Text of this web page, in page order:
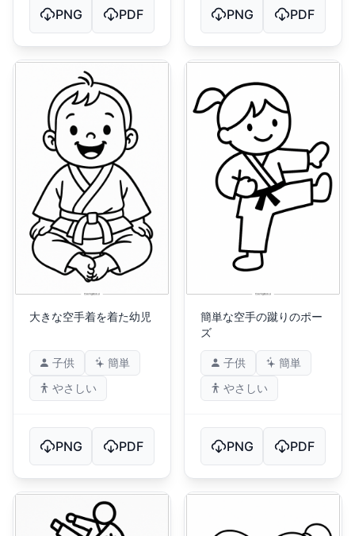
PNG PDF PNG PDF
大きな空手着を着た幼児
子供
簡単
やさしい
PNG PDF
簡単な空手の蹴りのポー
ズ
子供
簡単
やさしい
PNG PDF